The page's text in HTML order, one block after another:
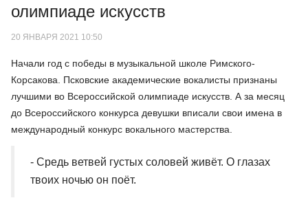
олимпиаде искусств
20 ЯНВАРЯ 2021 10:50
Начали год с победы в музыкальной школе Римского-
Корсакова. Псковские академические вокалисты признаны
лучшими во Всероссийской олимпиаде искусств. А за месяц
до Всероссийского конкурса девушки вписали свои имена в
международный конкурс вокального мастерства.
- Средь ветвей густых соловей живёт. О глазах
твоих ночью он поёт.